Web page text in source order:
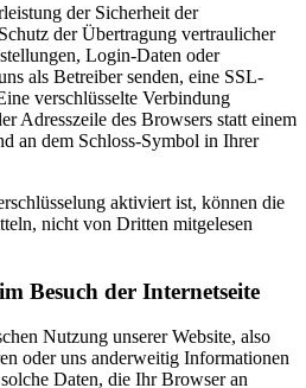
der Sicherheit der
der Übertragung vertraulicher
Login-Daten oder
als Betreiber senden, eine SSL-
verschlüsselte Verbindung
Adresszeile des Browsers statt einem
an dem Schloss-Symbol in Ihrer
aktiviert ist, können die
nicht von Dritten mitgelesen
Besuch der Internetseite
Nutzung unserer Website, also
oder uns anderweitig Informationen
Daten, die Ihr Browser an